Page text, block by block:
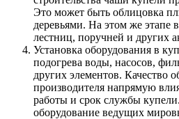
Это может быть облицовка
деревьями. На этом же этапе
лестниц, поручней и других
Установка оборудования в
подогрева воды, насосов,
других элементов. Качество
производителя напрямую
работы и срок службы
оборудование ведущих